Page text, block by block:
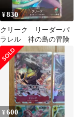
¥830
クリーク リーダーパ
ラレル 神の島の冒険
¥600